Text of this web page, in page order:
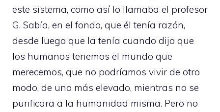
este sistema, como así lo llamaba el profesor
G. Sabía, en el fondo, que él tenía razón,
desde luego que la tenía cuando dijo que
los humanos tenemos el mundo que
merecemos, que no podríamos vivir de otro
modo, de uno más elevado, mientras no se
purificara a la humanidad misma. Pero no